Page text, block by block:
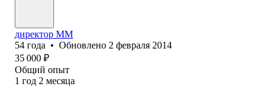
директор ММ
54 года • Обновлено 2 февраля 2014
35 000 ₽
Общий опыт
1 год 2 месяца